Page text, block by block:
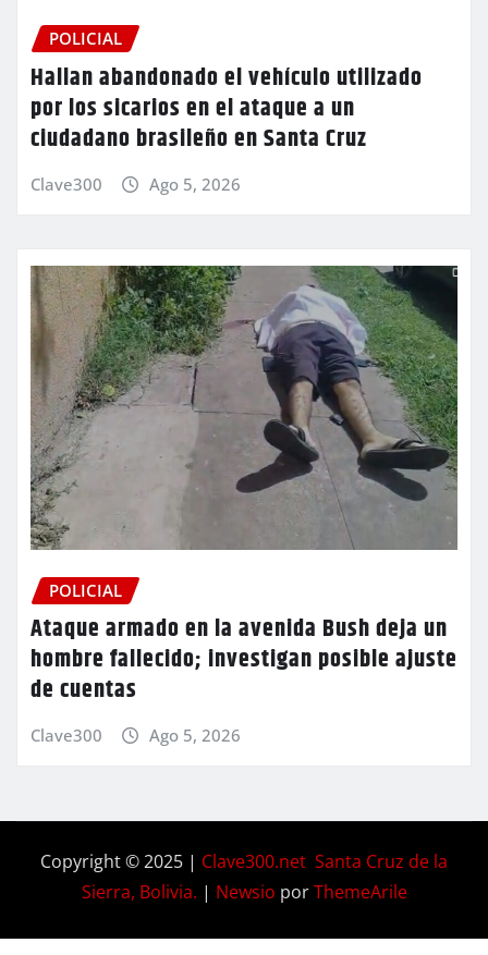
POLICIAL
Hallan abandonado el vehículo utilizado
por los sicarios en el ataque a un
ciudadano brasileño en Santa Cruz
Clave300 Ago 5, 2026
POLICIAL
Ataque armado en la avenida Bush deja un
hombre fallecido; investigan posible ajuste
de cuentas
Clave300 Ago 5, 2026
Copyright © 2025 | Clave300.net Santa Cruz de la
Sierra, Bolivia. | Newsio porThemeArile